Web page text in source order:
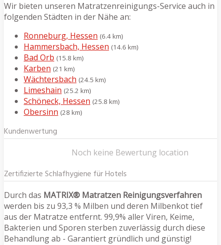
Wir bieten unseren Matratzenreinigungs-Service auch in
folgenden Städten in der Nähe an:
Ronneburg, Hessen (6.4 km)
Hammersbach, Hessen (14.6 km)
Bad Orb (15.8 km)
Karben (21 km)
Wächtersbach (24.5 km)
Limeshain (25.2 km)
Schöneck, Hessen (25.8 km)
Obersinn (28 km)
Kundenwertung
Noch keine Bewertung location
Zertifizierte Schlafhygiene für Hotels
Durch das MATRIX® Matratzen Reinigungsverfahren
werden bis zu 93,3 % Milben und deren Milbenkot tief
aus der Matratze entfernt. 99,9% aller Viren, Keime,
Bakterien und Sporen sterben zuverlässig durch diese
Behandlung ab - Garantiert gründlich und günstig!